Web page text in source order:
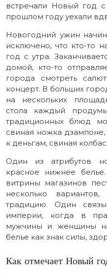
встречали Новый год
прошлом году уехали
Новогодний ужин
исключено, что кто-то
год с утра.
домой, кто-то
города смотреть
концерт. В больших
на нескольких
стола каждый
традиционных блюд
свиная ножка дзампоне,
к деньгам, свиная
Один из атрибутов
красное нижнее
витрины магазинов
несколько
традицию. Один
империи, когда в
мужчины и женщины
белье как знак силы,
Как отмечает Новый